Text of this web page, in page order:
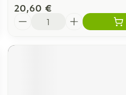
20,60 €
Quantité